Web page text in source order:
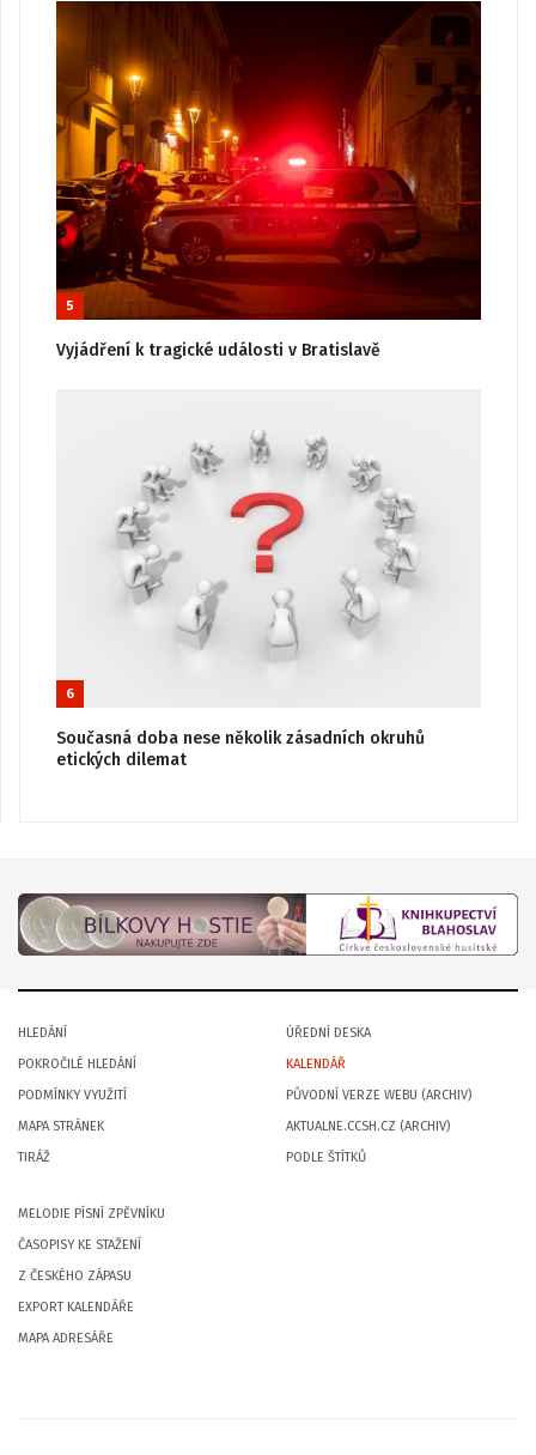
5
Vyjádření k tragické události v Bratislavě
6
Současná doba nese několik zásadních okruhů
etických dilemat
HLEDÁNÍ
POKROČILÉ HLEDÁNÍ
PODMÍNKY VYUŽITÍ
MAPA STRÁNEK
TIRÁŽ
ÚŘEDNÍ DESKA
KALENDÁŘ
PŮVODNÍ VERZE WEBU (ARCHIV)
AKTUALNE.CCSH.CZ (ARCHIV)
PODLE ŠTÍTKŮ
MELODIE PÍSNÍ ZPĚVNÍKU
ČASOPISY KE STAŽENÍ
Z ČESKÉHO ZÁPASU
EXPORT KALENDÁŘE
MAPA ADRESÁŘE